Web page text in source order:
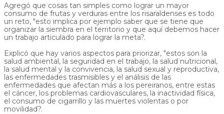
Agregó que cosas tan simples como lograr un mayor
consumo de frutas y verduras entre los risaraldenses es todo
un reto, "esto implica por ejemplo saber que se tiene que
organizar la siembra en el territorio y que aquí debemos hacer
un trabajo articulado para lograr la meta?.
Explicó que hay varios aspectos para priorizar, "estos son la
salud ambiental, la seguridad en el trabajo, la salud nutricional,
la salud mental y la convivencia, la salud sexual y reproductiva,
las enfermedades trasmisibles y el análisis de las
enfermedades que afectan más a los pereiranos, entre estas
el cáncer, los problemas cardiovasculares, la inactividad física,
el consumo de cigarrillo y las muertes violentas o por
movilidad?.